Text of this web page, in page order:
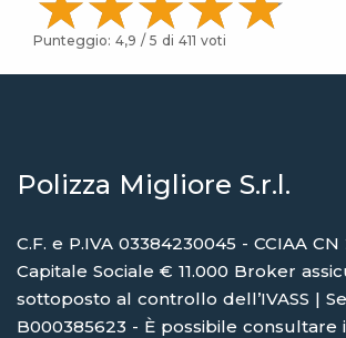
Punteggio: 4,9 / 5 di 411 voti
Polizza Migliore S.r.l.
C.F. e P.IVA 03384230045 - CCIAA
Capitale Sociale € 11.000 Broker
sottoposto al controllo dell’IVASS |
B000385623 - È possibile